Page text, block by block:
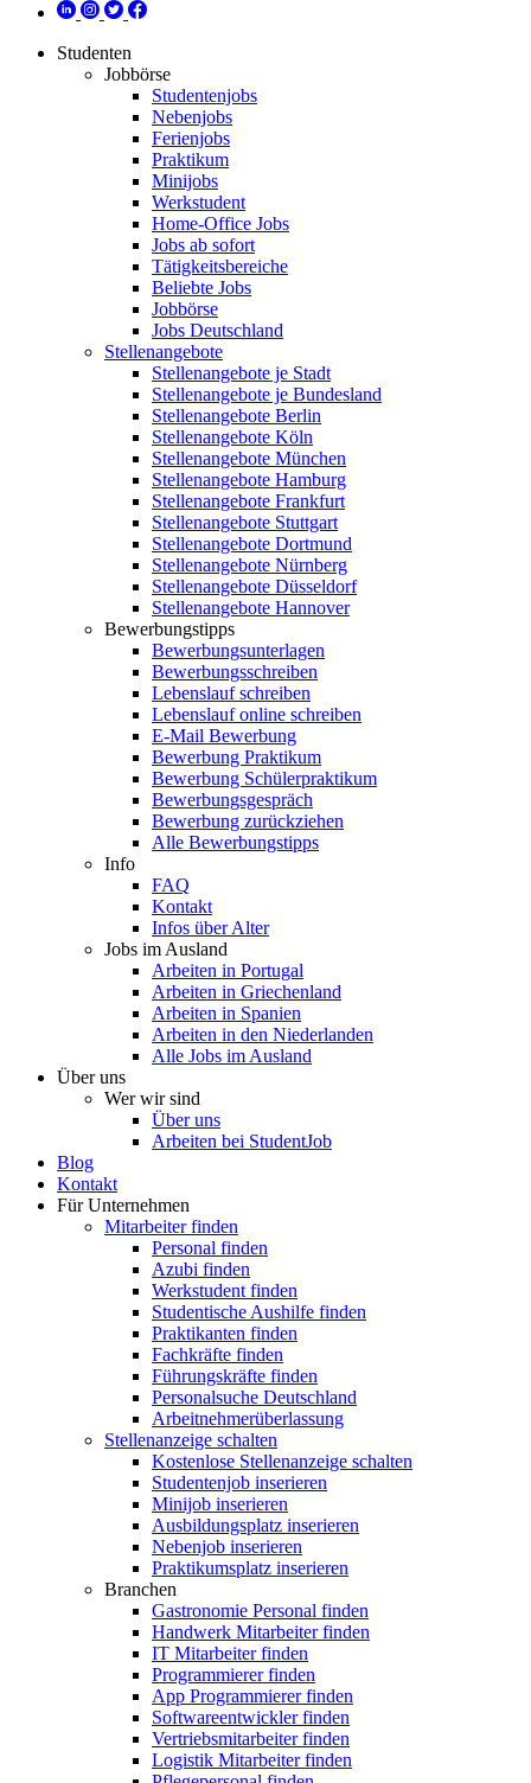
Studenten
Jobbörse
Studentenjobs
Nebenjobs
Ferienjobs
Praktikum
Minijobs
Werkstudent
Home-Office Jobs
Jobs ab sofort
Tätigkeitsbereiche
Beliebte Jobs
Jobbörse
Jobs Deutschland
Stellenangebote
Stellenangebote je Stadt
Stellenangebote je Bundesland
Stellenangebote Berlin
Stellenangebote Köln
Stellenangebote München
Stellenangebote Hamburg
Stellenangebote Frankfurt
Stellenangebote Stuttgart
Stellenangebote Dortmund
Stellenangebote Nürnberg
Stellenangebote Düsseldorf
Stellenangebote Hannover
Bewerbungstipps
Bewerbungsunterlagen
Bewerbungsschreiben
Lebenslauf schreiben
Lebenslauf online schreiben
E-Mail Bewerbung
Bewerbung Praktikum
Bewerbung Schülerpraktikum
Bewerbungsgespräch
Bewerbung zurückziehen
Alle Bewerbungstipps
Info
FAQ
Kontakt
Infos über Alter
Jobs im Ausland
Arbeiten in Portugal
Arbeiten in Griechenland
Arbeiten in Spanien
Arbeiten in den Niederlanden
Alle Jobs im Ausland
Über uns
Wer wir sind
Über uns
Arbeiten bei StudentJob
Blog
Kontakt
Für Unternehmen
Mitarbeiter finden
Personal finden
Azubi finden
Werkstudent finden
Studentische Aushilfe finden
Praktikanten finden
Fachkräfte finden
Führungskräfte finden
Personalsuche Deutschland
Arbeitnehmerüberlassung
Stellenanzeige schalten
Kostenlose Stellenanzeige schalten
Studentenjob inserieren
Minijob inserieren
Ausbildungsplatz inserieren
Nebenjob inserieren
Praktikumsplatz inserieren
Branchen
Gastronomie Personal finden
Handwerk Mitarbeiter finden
IT Mitarbeiter finden
Programmierer finden
App Programmierer finden
Softwareentwickler finden
Vertriebsmitarbeiter finden
Logistik Mitarbeiter finden